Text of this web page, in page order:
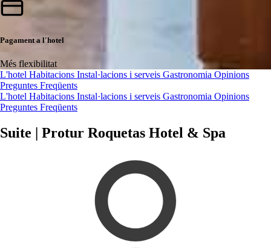
Pagament a l'hotel
Més flexibilitat
L'hotel Habitacions Instal·lacions i serveis Gastronomia Opinions
Preguntes Freqüents
L'hotel Habitacions Instal·lacions i serveis Gastronomia Opinions
Preguntes Freqüents
Suite | Protur Roquetas Hotel & Spa